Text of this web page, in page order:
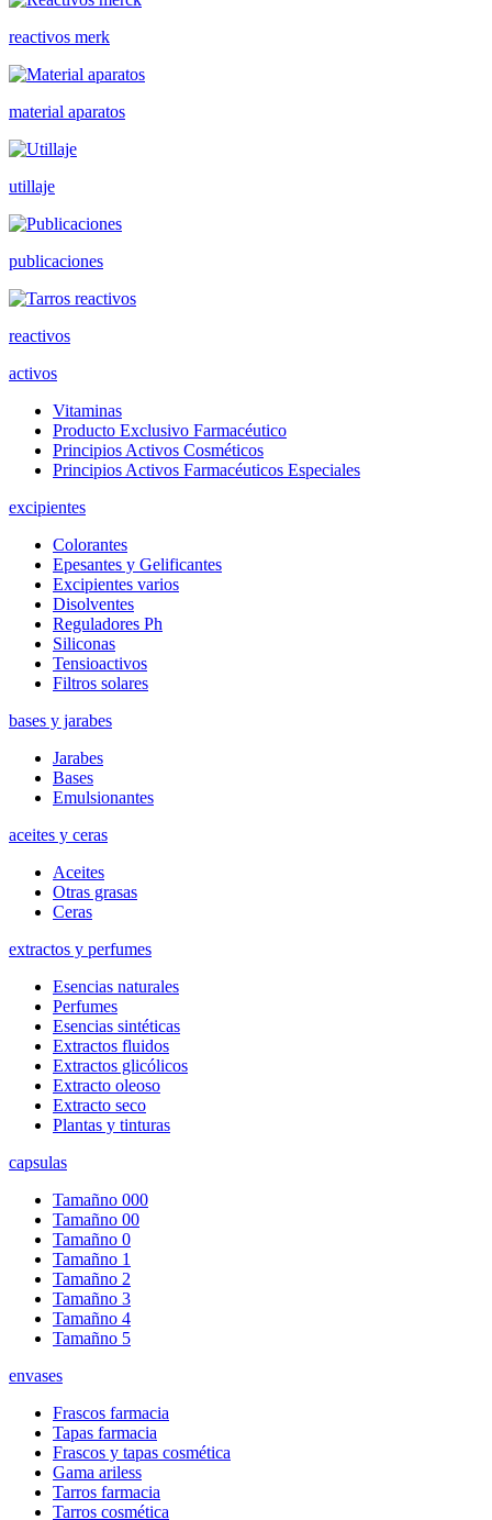
reactivos merk
material aparatos
utillaje
publicaciones
reactivos
activos
Vitaminas
Producto Exclusivo Farmacéutico
Principios Activos Cosméticos
Principios Activos Farmacéuticos Especiales
excipientes
Colorantes
Epesantes y Gelificantes
Excipientes varios
Disolventes
Reguladores Ph
Siliconas
Tensioactivos
Filtros solares
bases y jarabes
Jarabes
Bases
Emulsionantes
aceites y ceras
Aceites
Otras grasas
Ceras
extractos y perfumes
Esencias naturales
Perfumes
Esencias sintéticas
Extractos fluidos
Extractos glicólicos
Extracto oleoso
Extracto seco
Plantas y tinturas
capsulas
Tamañno 000
Tamañno 00
Tamañno 0
Tamañno 1
Tamañno 2
Tamañno 3
Tamañno 4
Tamañno 5
envases
Frascos farmacia
Tapas farmacia
Frascos y tapas cosmética
Gama ariless
Tarros farmacia
Tarros cosmética